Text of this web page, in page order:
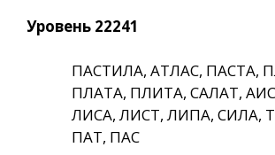
Уровень 22241
ПАСТИЛА, АТЛАС, ПАСТА,
ПЛАТА, ПЛИТА, САЛАТ,
ЛИСА, ЛИСТ, ЛИПА, СИЛА,
ПАТ, ПАС